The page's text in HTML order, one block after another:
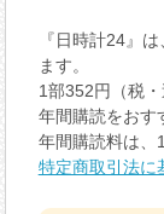
『日時計24』
ます。
1部352円（税
年間購読をおす
年間購読料は、
特定商取引法に